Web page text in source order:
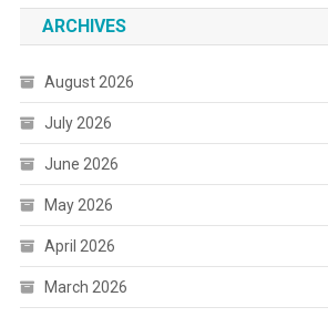
ARCHIVES
August 2026
July 2026
June 2026
May 2026
April 2026
March 2026